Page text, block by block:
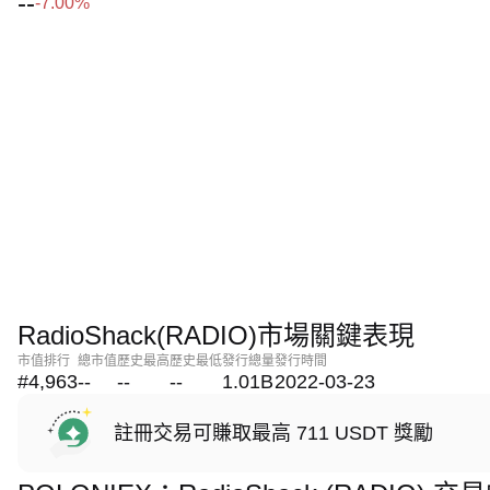
RadioShack(RADIO)市場關鍵表現
市值排行
#4,963
總市值
--
歷史最高
--
歷史最低
--
發行總量
1.01B
發行時間
2022-03-23
註冊交易可賺取最高 711 USDT 獎勵